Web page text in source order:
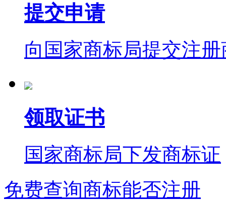
提交申请
向国家商标局提交注
领取证书
国家商标局下发商标证
免费查询商标能否注册